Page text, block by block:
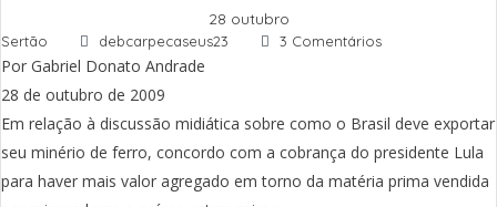
28 outubro
Sertão debcarpecaseus23 3 Comentários
Por Gabriel Donato Andrade
28 de outubro de 2009
Em relação à discussão midiática sobre como o Brasil deve exportar
seu minério de ferro, concordo com a cobrança do presidente Lula
para haver mais valor agregado em torno da matéria prima vendida